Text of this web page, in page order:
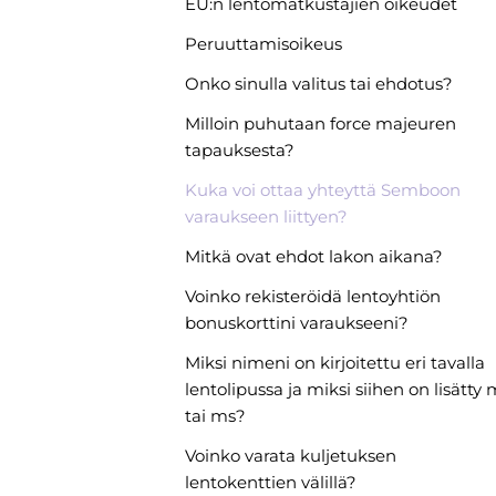
Peruuttamisoikeus
Onko sinulla valitus tai ehdotus?
Milloin puhutaan force majeuren
tapauksesta?
Kuka voi ottaa yhteyttä Semboon
varaukseen liittyen?
Mitkä ovat ehdot lakon aikana?
Voinko rekisteröidä lentoyhtiön
bonuskorttini varaukseeni?
Miksi nimeni on kirjoitettu eri tavalla
lentolipussa ja miksi siihen on lisätty
tai ms?
Voinko varata kuljetuksen
lentokenttien välillä?